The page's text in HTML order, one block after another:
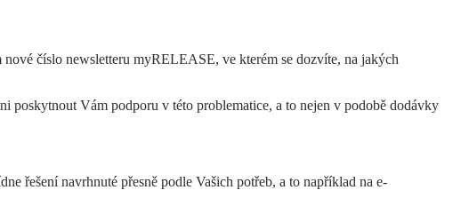
číslo newsletteru myRELEASE, ve kterém se dozvíte, na jakých
poskytnout Vám podporu v této problematice, a to nejen v podobě dodávky
řešení navrhnuté přesně podle Vašich potřeb, a to například na e-